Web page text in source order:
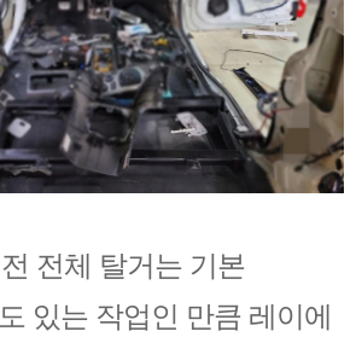
전체 탈거는 기본
있는 작업인 만큼 레이에